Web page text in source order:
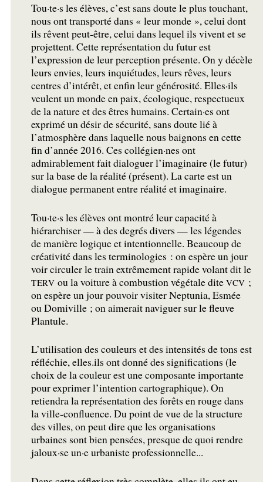
Tou·te·s les élèves, c’est sans doute le plus touchant,
nous ont transporté dans « leur monde », celui dont
ils rêvent peut-être, celui dans lequel ils vivent et se
projettent. Cette représentation du futur est
l’expression de leur perception présente. On y décèle
leurs envies, leurs inquiétudes, leurs rêves, leurs
centres d’intérêt, et enfin leur générosité. Elles·ils
veulent un monde en paix, écologique, respectueux
de la nature et des êtres humains. Certain·es ont
exprimé un désir de sécurité, sans doute lié à
l’atmosphère dans laquelle nous baignons en cette
fin d’année 2016. Ces collégien·nes ont
admirablement fait dialoguer l’imaginaire (le futur)
sur la base de la réalité (présent). La carte est un
dialogue permanent entre réalité et imaginaire.
Tou·te·s les élèves ont montré leur capacité à
hiérarchiser — à des degrés divers — les légendes
de manière logique et intentionnelle. Beaucoup de
créativité dans les terminologies : on espère un jour
voir circuler le train extrêmement rapide volant dit le
TERV ou la voiture à combustion végétale dite VCV ;
on espère un jour pouvoir visiter Neptunia, Esmée
ou Domiville ; on aimerait naviguer sur le fleuve
Plantule.
L’utilisation des couleurs et des intensités de tons est
réfléchie, elles.ils ont donné des significations (le
choix de la couleur est une composante importante
pour exprimer l’intention cartographique). On
retiendra la représentation des forêts en rouge dans
la ville-confluence. Du point de vue de la structure
des villes, on peut dire que les organisations
urbaines sont bien pensées, presque de quoi rendre
jaloux·se un·e urbaniste professionnelle...